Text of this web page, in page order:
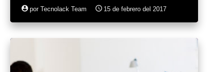
account_circle por Tecnolack Team access_time 15 de febrero del 2017